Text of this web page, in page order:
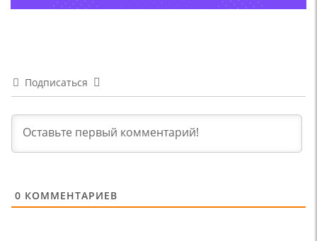
Подписаться
0 КОММЕНТАРИЕВ